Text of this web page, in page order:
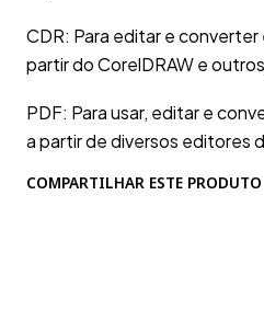
CDR: Para editar e
partir do CorelDRAW e
PDF: Para usar, editar e
a partir de diversos editores
COMPARTILHAR ESTE PRODUTO